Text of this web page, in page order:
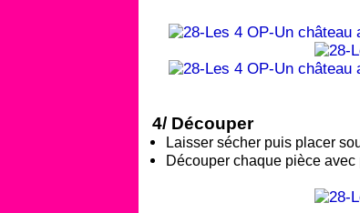
4/ Découper
Laisser sécher puis placer
Découper chaque pièce avec